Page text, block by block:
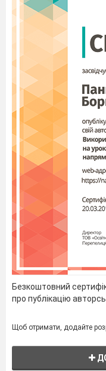
Безкоштовний
про публікацію
Щоб отримати, додайте